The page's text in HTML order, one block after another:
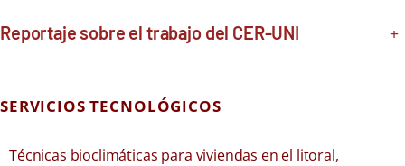
Reportaje sobre el trabajo del CER-UNI +
SERVICIOS TECNOLÓGICOS
Técnicas bioclimáticas para viviendas en el litoral,